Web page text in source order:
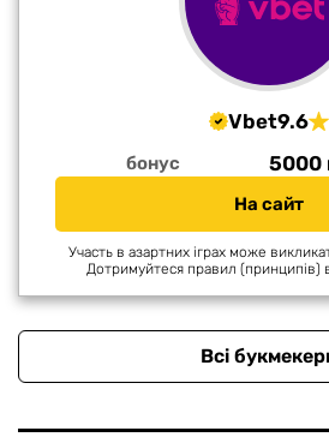
Vbet9.6
бонус 5000
На сайт
Участь в азартних іграх може
Дотримуйтеся правил (принципів)
Всі